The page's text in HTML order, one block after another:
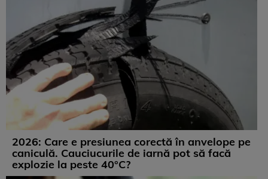
2026: Care e presiunea corectă în anvelope pe
caniculă. Cauciucurile de iarnă pot să facă
explozie la peste 40°C?